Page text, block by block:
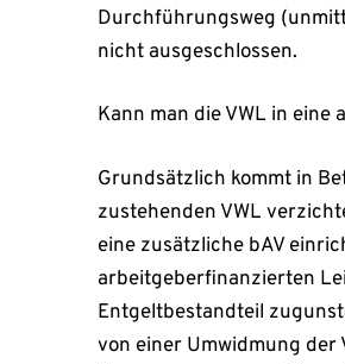
Durchführungsweg
nicht ausgeschlossen.
Kann man die VWL in
Grundsätzlich kommt in
zustehenden VWL
eine zusätzliche bAV
arbeitgeberfinanzierten
Entgeltbestandteil
von einer Umwidmung der